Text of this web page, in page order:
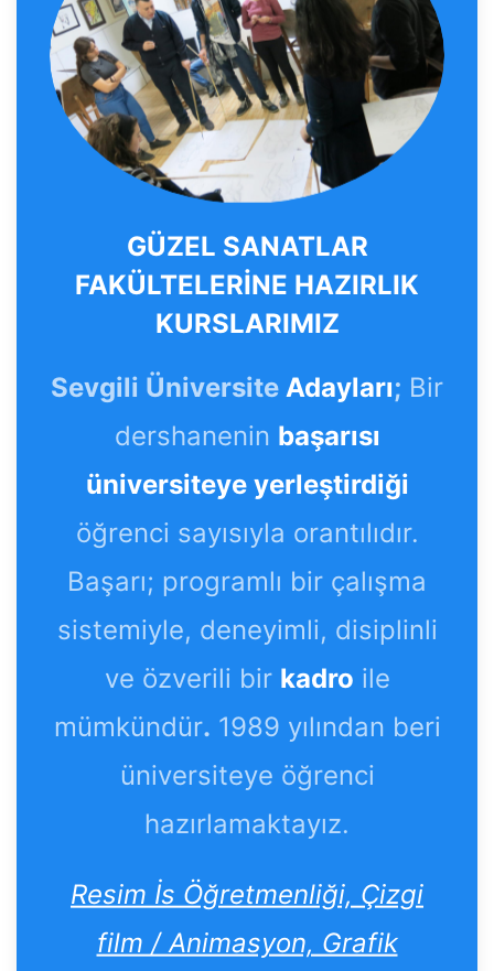
GÜZEL SANATLAR
FAKÜLTELERİNE HAZIRLIK
KURSLARIMIZ
Sevgili Üniversite Adayları; Bir
dershanenin başarısı
üniversiteye yerleştirdiği
öğrenci sayısıyla orantılıdır.
Başarı; programlı bir çalışma
sistemiyle, deneyimli, disiplinli
ve özverili bir kadro ile
mümkündür. 1989 yılından beri
üniversiteye öğrenci
hazırlamaktayız.
Resim İs Öğretmenliği, Çizgi
film / Animasyon, Grafik